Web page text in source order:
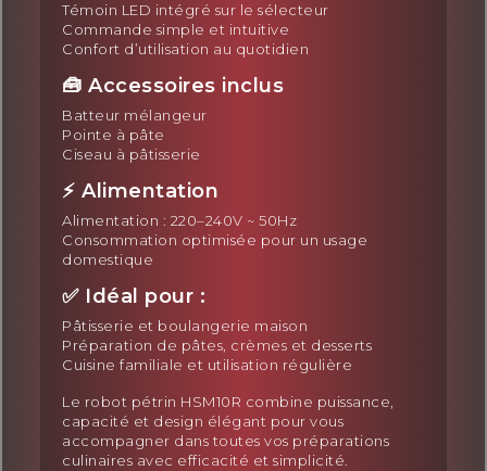
Témoin LED intégré sur le sélecteur
Commande simple et intuitive
Confort d’utilisation au quotidien
🧰 Accessoires inclus
Batteur mélangeur
Pointe à pâte
Ciseau à pâtisserie
⚡ Alimentation
Alimentation : 220–240V ~ 50Hz
Consommation optimisée pour un usage
domestique
✅ Idéal pour :
Pâtisserie et boulangerie maison
Préparation de pâtes, crèmes et desserts
Cuisine familiale et utilisation régulière
Le robot pétrin HSM10R combine puissance,
capacité et design élégant pour vous
accompagner dans toutes vos préparations
culinaires avec efficacité et simplicité.